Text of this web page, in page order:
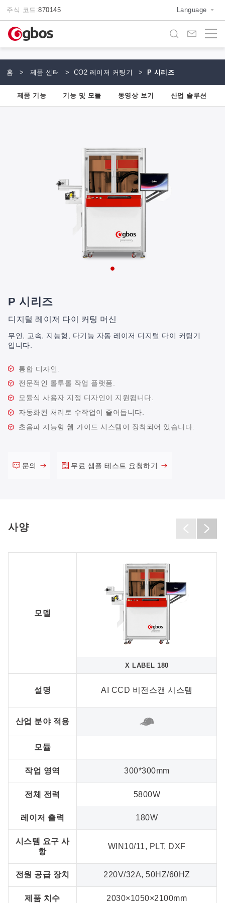
주식 코드:870145 Language
홈 > 제품 센터 > CO2 레이저 커팅기 > P 시리즈
제품 기능 기능 및 모듈 동영상 보기 산업 솔루션
P 시리즈
디지털 레이저 다이 커팅 머신
무인, 고속, 지능형, 다기능 자동 레이저 디지털 다이 커팅기
입니다.
통합 디자인.
전문적인 롤투롤 작업 플랫폼.
모듈식 사용자 지정 디자인이 지원됩니다.
자동화된 처리로 수작업이 줄어듭니다.
초음파 지능형 웹 가이드 시스템이 장착되어 있습니다.
문의 무료 샘플 테스트 요청하기
사양
모델
설명
산업 분야 적용
모듈
작업 영역
전체 전력
레이저 출력
시스템 요구 사
항
전원 공급 장치
제품 치수
X LABEL 180
AI CCD 비전스캔 시스템
300*300mm
5800W
180W
WIN10/11, PLT, DXF
220V/32A, 50HZ/60HZ
2030×1050×2100mm